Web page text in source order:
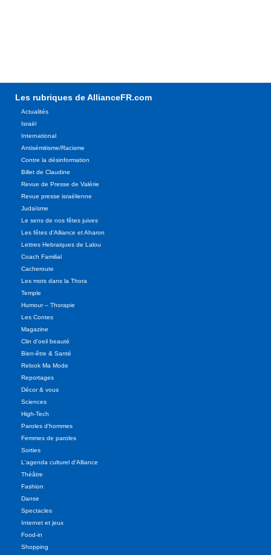
Les rubriques de AllianceFR.com
Actualités
Israël
International
Antisémitisme/Racisme
Contre la désinformation
Billet de Claudine
Revue de Presse de Valérie
Revue presse israélienne
Judaïsme
Le sens de nos fêtes juives
Les fêtes d'Alliance et Aharon
Lettres Hebraiques de Lalou
Coach Familial
Cacheroute
Les mots dans la Thora
Temple
Humour – Thorapie
Les Contes
Magazine
Clin d'oeil beauté
Bien-être & Santé
Relook Ma Mode
Reportages
Décor & vous
Sciences
High-Tech
Paroles d'hommes
Femmes de paroles
Sorties
L'agenda culturel d'Alliance
Théâtre
Fashion
Danse
Spectacles
Internet et jeux
Food-in
Shopping